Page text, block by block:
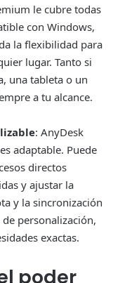
le cubre todas
con Windows,
la flexibilidad para
lugar. Tanto si
una tableta o un
a tu alcance.
: AnyDesk
adaptable. Puede
directos
y ajustar la
y la sincronización
personalización,
exactas.
poder